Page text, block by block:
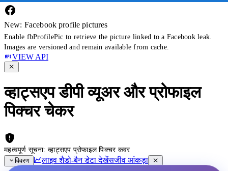
New: Facebook profile pictures
Enable fbProfilePic to retrieve the picture linked to a Facebook leak.
Images are versioned and remain available from cache.
VIEW API
व्हाट्सएप डीपी व्यूअर और प्रोफाइल
पिक्चर चेकर
महत्वपूर्ण सूचना: व्हाट्सएप प्रोफाइल पिक्चर कवर
विवरण
लाइव शैडो-बैन डेटा देखेंसजीव आंकड़ा